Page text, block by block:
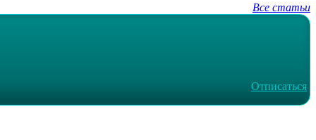
Все статьи
Отписаться